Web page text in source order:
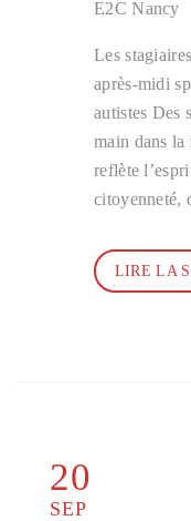
E2C Nancy
Les
après-midi
autistes Des
main dans la
reflète
citoyenneté,
LIRE LA
20
SEP